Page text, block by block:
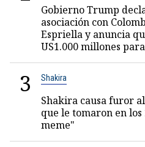
Gobierno Trump
asociación con
Espriella y anuncia
US1.000 millones
3 Shakira
Shakira causa furor
que le tomaron en
meme"